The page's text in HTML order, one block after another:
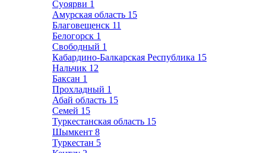
Суоярви 1
Амурская область 15
Благовещенск 11
Белогорск 1
Свободный 1
Кабардино-Балкарская Республика 15
Нальчик 12
Баксан 1
Прохладный 1
Абай область 15
Семей 15
Туркестанская область 15
Шымкент 8
Туркестан 5